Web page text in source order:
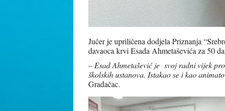
Jučer je upriličena dodjela Priznanja
davaoca krvi Esada Ahmetaševića za 50
– Esad Ahmetašević je svoj radni vijek
školskih ustanova. Istakao se i kao
Gradačac.